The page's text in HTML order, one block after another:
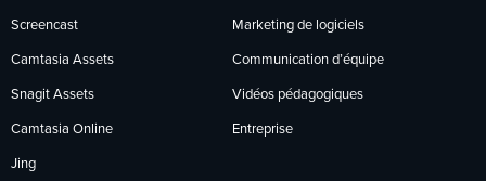
Screencast
Camtasia Assets
Snagit Assets
Camtasia Online
Jing
Marketing de logiciels
Communication d’équipe
Vidéos pédagogiques
Entreprise